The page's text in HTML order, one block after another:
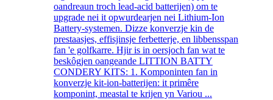
oandreaun troch lead-acid batterijen) om te
upgrade nei it opwurdearjen nei Lithium-Ion
Battery-systemen. Dizze konverzje kin de
prestaasjes, effisjinsje ferbetterje, en libbensspan
fan 'e golfkarre. Hjir is in oersjoch fan wat te
beskôgjen oangeande LITTION BATTY
CONDERY KITS: 1. Komponinten fan in
konverzje kit-ion-batterijen: it primêre
komponint, meastal te krijen yn Variou ...